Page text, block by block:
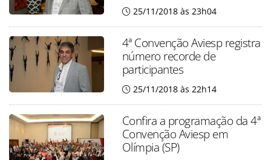
25/11/2018 às 23h04
4ª Convenção Aviesp registra
número recorde de
participantes
25/11/2018 às 22h14
Confira a programação da 4ª
Convenção Aviesp em
Olímpia (SP)